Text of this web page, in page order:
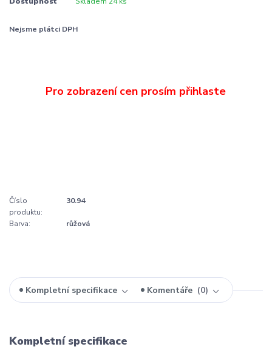
Nejsme plátci DPH
Číslo
produktu:
30.94
Barva: růžová
Kompletní specifikace Komentáře 0
Kompletní specifikace